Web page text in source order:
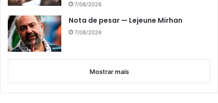
7/08/2026
Nota de pesar — Lejeune Mirhan
7/08/2026
Mostrar mais